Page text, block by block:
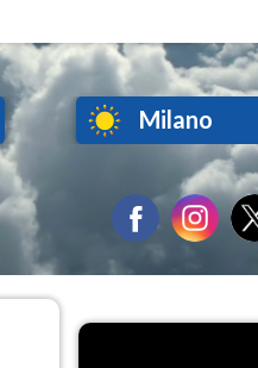
Milano